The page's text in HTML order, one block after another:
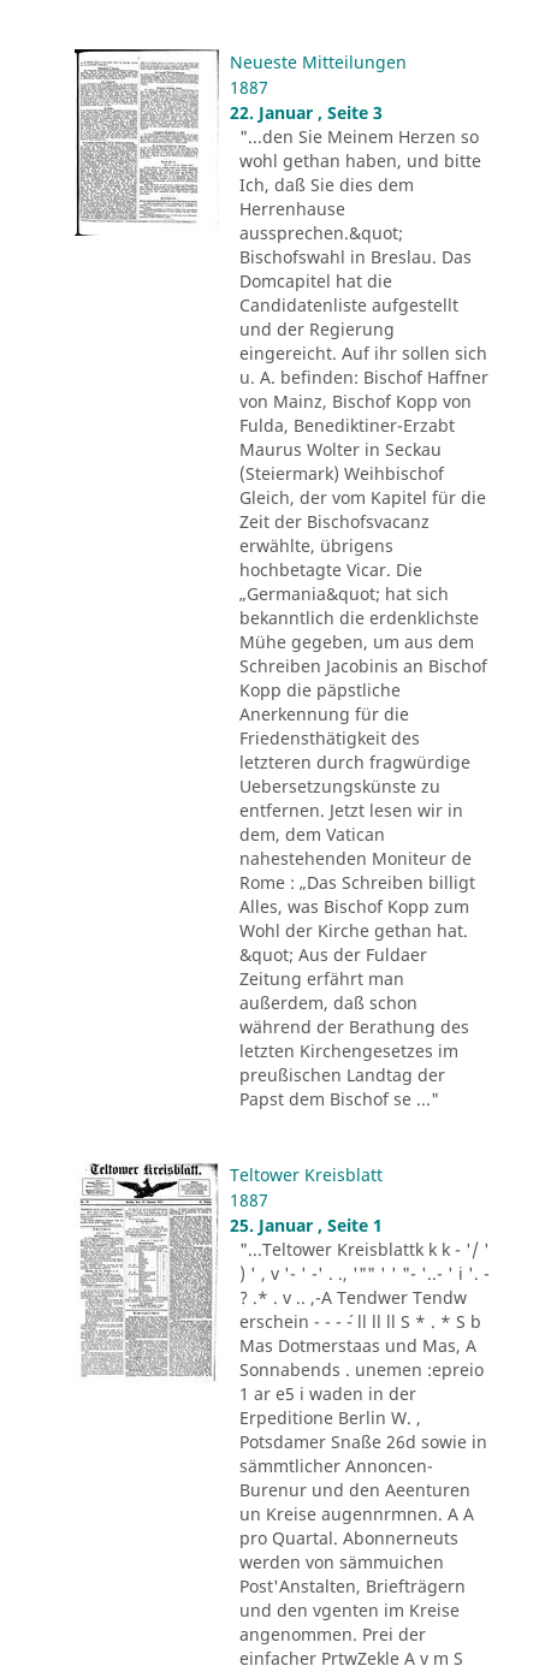
Neueste Mitteilungen
1887
22. Januar , Seite 3
"...den Sie Meinem Herzen so
wohl gethan haben, und bitte
Ich, daß Sie dies dem
Herrenhause
aussprechen.&quot;
Bischofswahl in Breslau. Das
Domcapitel hat die
Candidatenliste aufgestellt
und der Regierung
eingereicht. Auf ihr sollen sich
u. A. befinden: Bischof Haffner
von Mainz, Bischof Kopp von
Fulda, Benediktiner-Erzabt
Maurus Wolter in Seckau
(Steiermark) Weihbischof
Gleich, der vom Kapitel für die
Zeit der Bischofsvacanz
erwählte, übrigens
hochbetagte Vicar. Die
„Germania&quot; hat sich
bekanntlich die erdenklichste
Mühe gegeben, um aus dem
Schreiben Jacobinis an Bischof
Kopp die päpstliche
Anerkennung für die
Friedensthätigkeit des
letzteren durch fragwürdige
Uebersetzungskünste zu
entfernen. Jetzt lesen wir in
dem, dem Vatican
nahestehenden Moniteur de
Rome : „Das Schreiben billigt
Alles, was Bischof Kopp zum
Wohl der Kirche gethan hat.
&quot; Aus der Fuldaer
Zeitung erfährt man
außerdem, daß schon
während der Berathung des
letzten Kirchengesetzes im
preußischen Landtag der
Papst dem Bischof se ..."
Teltower Kreisblatt
1887
25. Januar , Seite 1
"...Teltower Kreisblattk k k - '/ '
) ' , v '- ' -' . ., '"" ' ' "- '..- ' i '. -
? .* . v .. ,-A Tendwer Tendw
erschein - - - ´- ll ll ll S * . * S b
Mas Dotmerstaas und Mas, A
Sonnabends . unemen :epreio
1 ar e5 i waden in der
Erpeditione Berlin W. ,
Potsdamer Snaße 26d sowie in
sämmtlicher Annoncen-
Burenur und den Aeenturen
un Kreise augennrmnen. A A
pro Quartal. Abonnerneuts
werden von sämmuichen
Post'Anstalten, Briefträgern
und den vgenten im Kreise
angenommen. Prei der
einfacher PrtwZekle A v m S